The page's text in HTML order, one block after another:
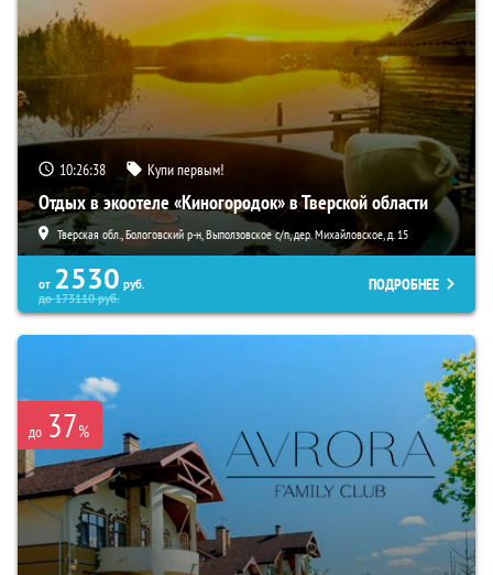
10:26:37 Купи первым!
Отдых в экоотеле «Киногородок» в Тверской области
Тверская обл., Бологовский р-н, Выползовское с/п, дер. Михайловское, д. 15
от 2530 руб.
до173110руб.
ПОДРОБНЕЕ
до 37%